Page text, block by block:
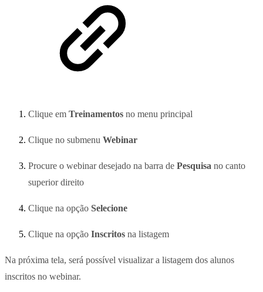
Clique em Treinamentos no menu principal
Clique no submenu Webinar
Procure o webinar desejado na barra de Pesquisa no canto
superior direito
Clique na opção Selecione
Clique na opção Inscritos na listagem
Na próxima tela, será possível visualizar a listagem dos alunos
inscritos no webinar.